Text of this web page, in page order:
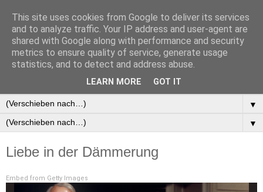
▼
▼
Liebe in der Dämmerung
Embed from Getty Images
This site uses cookies from Google to deliver its services
and to analyze traffic. Your IP address and user-agent are
shared with Google along with performance and security
metrics to ensure quality of service, generate usage
statistics, and to detect and address abuse.
LEARN MORE GOT IT